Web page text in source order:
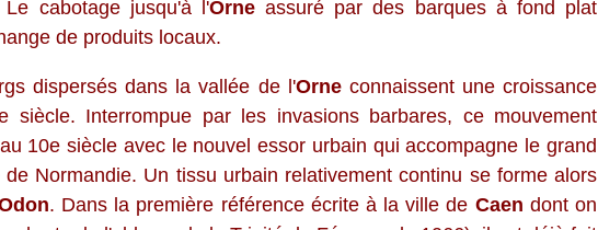
Le cabotage jusqu'à l'Orneassuré par des barques à fond plat
de produits locaux.
dispersés dans la vallée de l'Orneconnaissent une croissance
siècle. Interrompue par les invasions barbares, ce mouvement
10e siècle avec le nouvel essor urbain qui accompagne le grand
Normandie. Un tissu urbain relativement continu se forme alors
. Dans la première référence écrite à la ville de Caen dont on